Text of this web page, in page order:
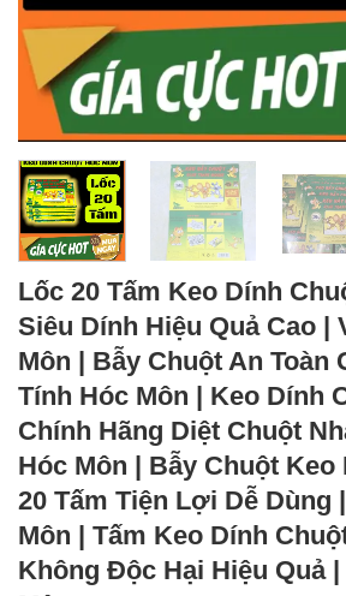
Lốc 20 Tấm Keo Dính
Siêu Dính Hiệu Quả Cao |
Môn | Bẫy Chuột An Toàn
Tính Hóc Môn | Keo Dính
Chính Hãng Diệt Chuột
Hóc Môn | Bẫy Chuột
20 Tấm Tiện Lợi Dễ Dùng
Môn | Tấm Keo Dính
Không Độc Hại Hiệu Quả